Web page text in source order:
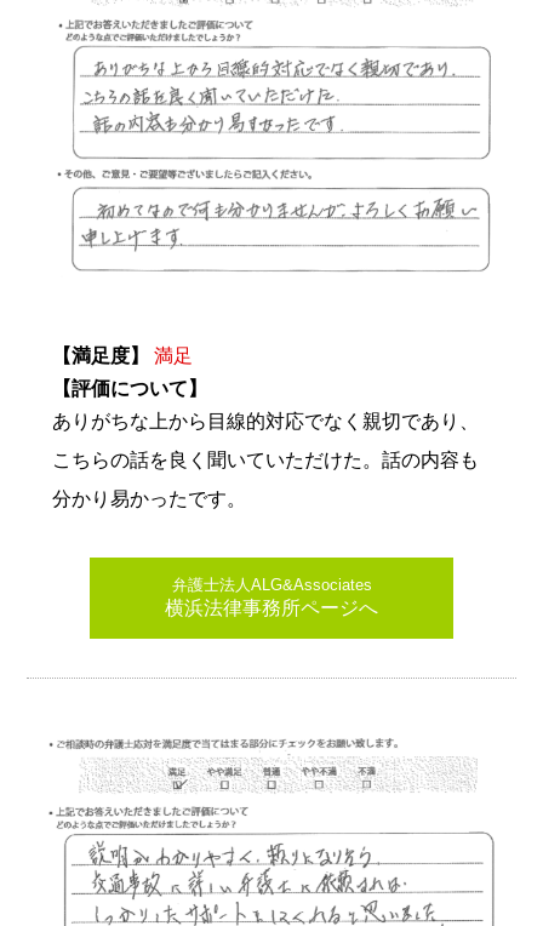
【満足度】
満足
【評価について】
ありがちな上から目線的対応でなく親切であり、
こちらの話を良く聞いていただけた。話の内容も
分かり易かったです。
弁護士法人ALG&Associates
横浜法律事務所ページへ